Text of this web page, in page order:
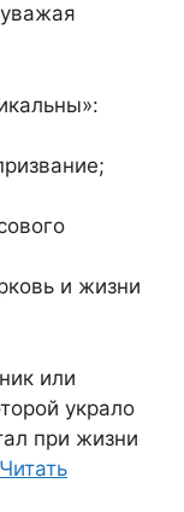
и жизни
или
украло
при жизни
Читать